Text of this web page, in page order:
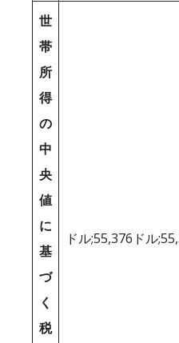
世
帯
所
得
の
中
央
値
に
基
づ
く
税
ドル;55,376ドル